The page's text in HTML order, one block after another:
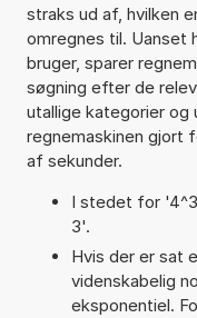
straks ud af, hvilken
omregnes til. Uanset
bruger, sparer
søgning efter de
utallige kategorier
regnemaskinen gjort
af sekunder.
I stedet for
3'.
Hvis der er sat
videnskabelig
eksponentiel.